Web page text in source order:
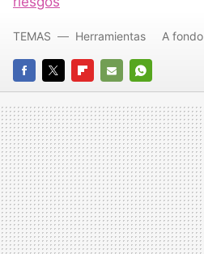
FACEBOOK
TWITTERFLIPBOARD
E-
MAIL
WHATSAPP
TEMAS Herramientas A fondo